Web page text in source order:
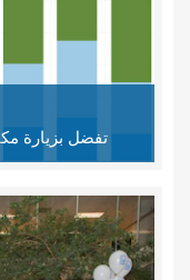
تفضل بزيارة